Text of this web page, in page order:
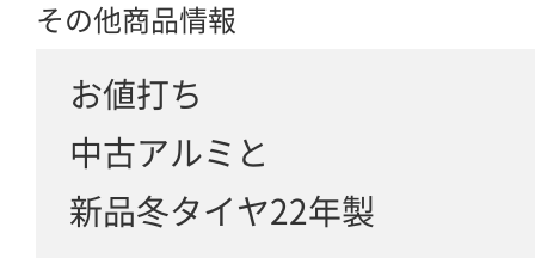
その他商品情報
お値打ち
中古アルミと
新品冬タイヤ22年製